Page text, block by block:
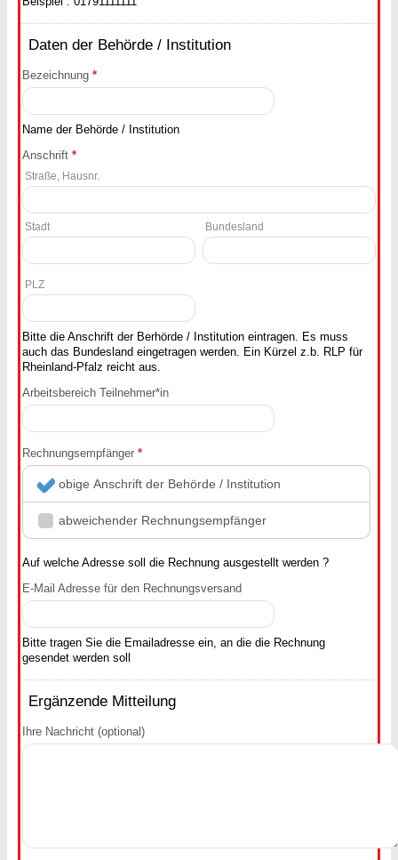
Daten der Behörde / Institution
Bezeichnung *
Name der Behörde / Institution
Anschrift *
Straße, Hausnr.
Stadt Bundesland
PLZ
Bitte die Anschrift der Berhörde / Institution eintragen. Es muss
auch das Bundesland eingetragen werden. Ein Kürzel z.b. RLP für
Rheinland-Pfalz reicht aus.
Arbeitsbereich Teilnehmer*in
Rechnungsempfänger *
obige Anschrift der Behörde / Institution
abweichender Rechnungsempfänger
Auf welche Adresse soll die Rechnung ausgestellt werden ?
E-Mail Adresse für den Rechnungsversand
Bitte tragen Sie die Emailadresse ein, an die die Rechnung
gesendet werden soll
Ergänzende Mitteilung
Ihre Nachricht (optional)